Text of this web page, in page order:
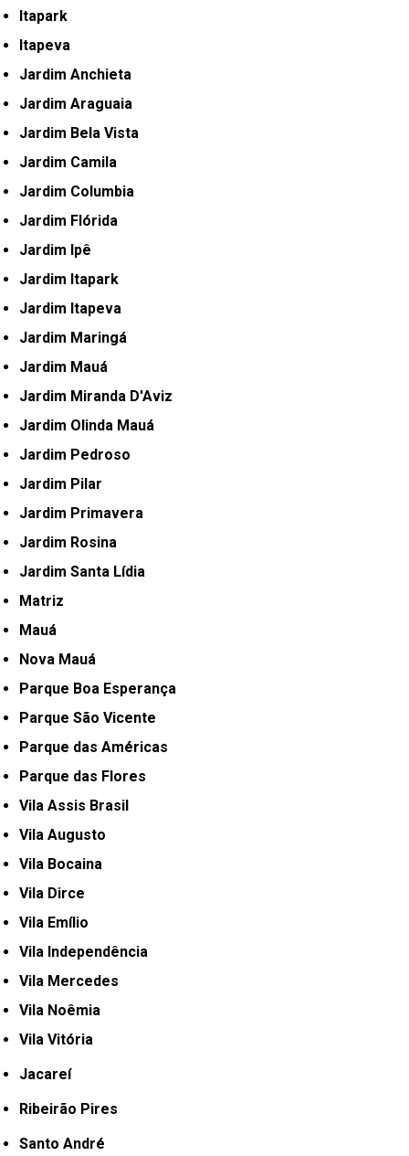
Itapark
Itapeva
Jardim Anchieta
Jardim Araguaia
Jardim Bela Vista
Jardim Camila
Jardim Columbia
Jardim Flórida
Jardim Ipê
Jardim Itapark
Jardim Itapeva
Jardim Maringá
Jardim Mauá
Jardim Miranda D'Aviz
Jardim Olinda Mauá
Jardim Pedroso
Jardim Pilar
Jardim Primavera
Jardim Rosina
Jardim Santa Lídia
Matriz
Mauá
Nova Mauá
Parque Boa Esperança
Parque São Vicente
Parque das Américas
Parque das Flores
Vila Assis Brasil
Vila Augusto
Vila Bocaina
Vila Dirce
Vila Emílio
Vila Independência
Vila Mercedes
Vila Noêmia
Vila Vitória
Jacareí
Ribeirão Pires
Santo André